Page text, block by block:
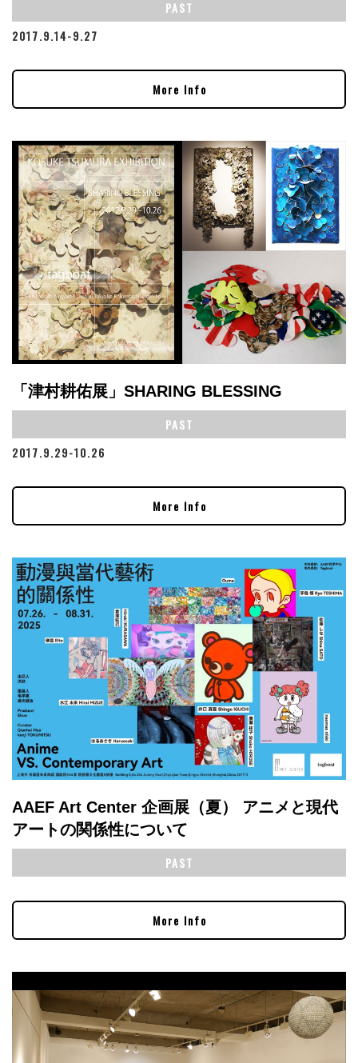
PAST
2017.9.14-9.27
More Info
「津村耕佑展」SHARING BLESSING
PAST
2017.9.29-10.26
More Info
AAEF Art Center 企画展（夏） アニメと現代
アートの関係性について
PAST
More Info